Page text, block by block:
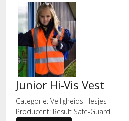
Junior Hi-Vis Vest
Categorie: Veiligheids Hesjes
Producent: Result Safe-Guard